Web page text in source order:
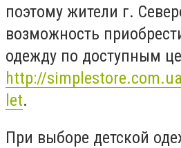
поэтому жители г.
возможность
одежду по доступным
http://
let.
При выборе детской